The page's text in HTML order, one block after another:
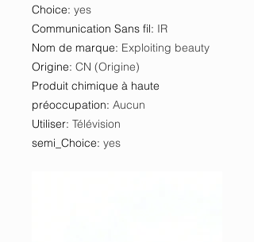
Choice: yes
Communication Sans fil: IR
Nom de marque: Exploiting beauty
Origine: CN (Origine)
Produit chimique à haute
préoccupation: Aucun
Utiliser: Télévision
semi_Choice: yes